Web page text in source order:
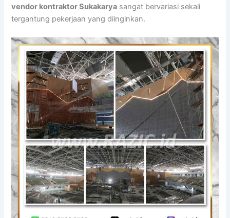
vendor kontraktor Sukakarya sangat bervariasi sekali
tergantung pekerjaan yang diinginkan.